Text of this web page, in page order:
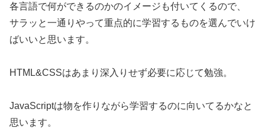
各言語で何ができるのかのイメージも付いてくるので、
サラッと一通りやって重点的に学習するものを選んでいけ
ばいいと思います。
HTML&CSSはあまり深入りせず必要に応じて勉強。
JavaScriptは物を作りながら学習するのに向いてるかなと
思います。